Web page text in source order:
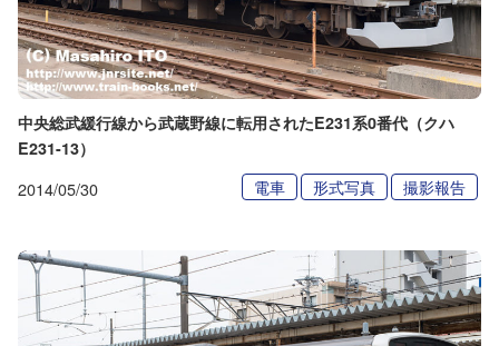
中央総武緩行線から武蔵野線に転用されたE231系0番代（クハ
E231-13）
2014/05/30 電車 形式写真 撮影報告